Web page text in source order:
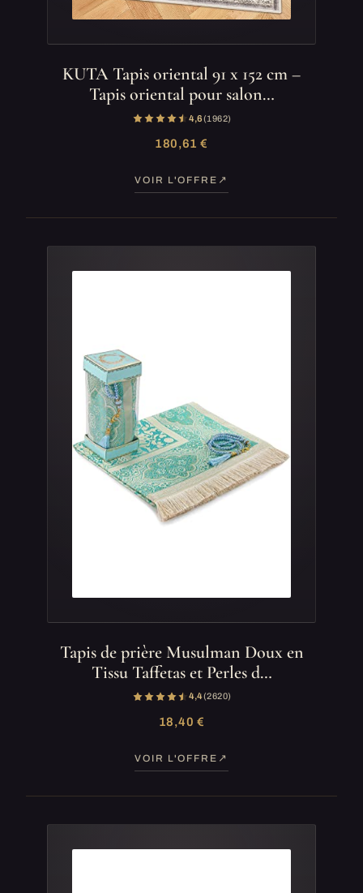
KUTA Tapis oriental 91 x 152 cm –
Tapis oriental pour salon…
4,6(1 962)
180,61 €
VOIR L'OFFRE
Tapis de prière Musulman Doux en
Tissu Taffetas et Perles d…
4,4(2 620)
18,40 €
VOIR L'OFFRE